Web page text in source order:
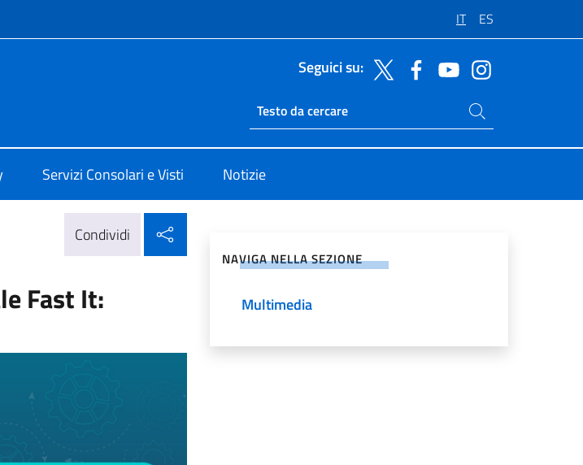
IT ES
Seguici su:
Ricerca sito live
Cerca nel sito
Servizi Consolari e Visti Notizie
Condividi
Fast It:
NAVIGA NELLA SEZIONE
Multimedia